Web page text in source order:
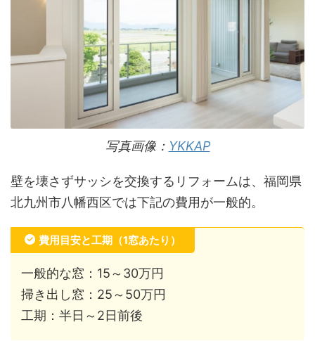
写真画像： YKKAP
壁を壊さずサッシを交換するリフォームは、福岡県
北九州市八幡西区では下記の費用が一般的。
費用目安と工期（1窓あたり）
一般的な窓：15～30万円
掃き出し窓：25～50万円
工期：半日～2日前後